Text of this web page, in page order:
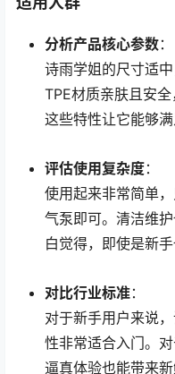
分析产品核心参数：
诗雨学姐的尺寸适
TPE材质亲肤且安全
这些特性让它能够满
评估使用复杂度：
使用起来非常简单
气泵即可。清洁维
白觉得，即使是新手
对比行业标准：
对于新手用户来说
性非常适合入门。
逼真体验也能带来